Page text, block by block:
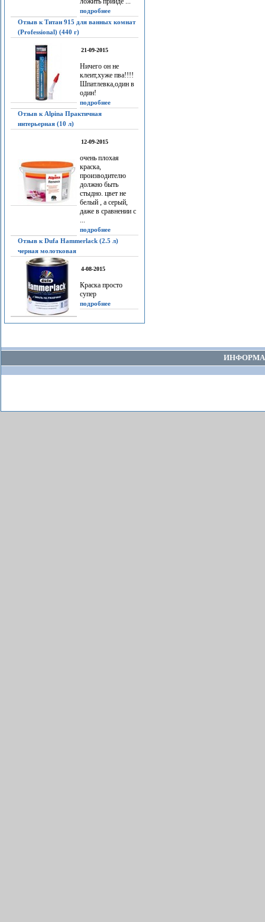
подробнее
Отзыв к Титан 915 для ванных комнат
(Professional) (440 г)
21-09-2015
Ничего он не
клеит,хуже пва!!!!
Шпатлевка,один в
один!
подробнее
Отзыв к Alpina Практичная
интерьерная (10 л)
12-09-2015
очень плохая
краска,
производителю
должно быть
стыдно. цвет не
белый , а серый,
даже в сравнении с
...
подробнее
Отзыв к Dufa Hammerlack (2.5 л)
черная молотковая
4-08-2015
Краска просто
супер
подробнее